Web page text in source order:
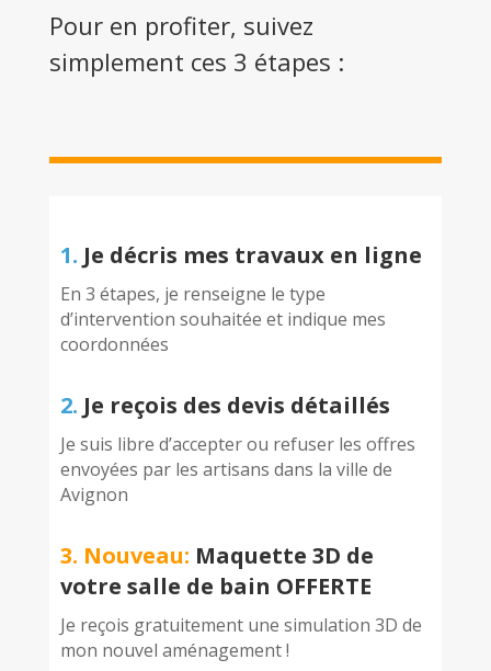
Pour en profiter, suivez
simplement ces 3 étapes :
1. Je décris mes travaux en ligne
En 3 étapes, je renseigne le type
d’intervention souhaitée et indique mes
coordonnées
2. Je reçois des devis détaillés
Je suis libre d’accepter ou refuser les offres
envoyées par les artisans dans la ville de
Avignon
3. Nouveau: Maquette 3D de
votre salle de bain OFFERTE
Je reçois gratuitement une simulation 3D de
mon nouvel aménagement !